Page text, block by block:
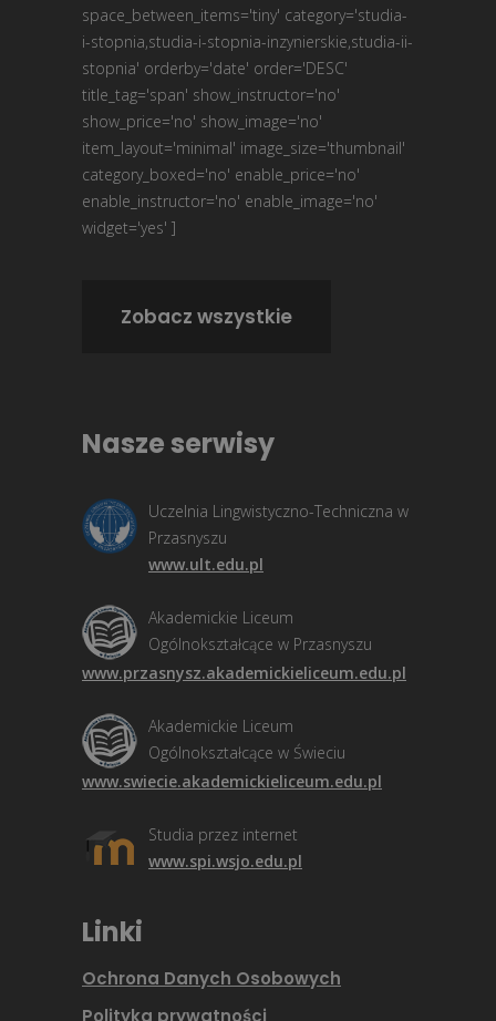
space_between_items='tiny' category='studia-
i-stopnia,studia-i-stopnia-inzynierskie,studia-ii-
stopnia' orderby='date' order='DESC'
title_tag='span' show_instructor='no'
show_price='no' show_image='no'
item_layout='minimal' image_size='thumbnail'
category_boxed='no' enable_price='no'
enable_instructor='no' enable_image='no'
widget='yes' ]
Zobacz wszystkie
Nasze serwisy
Uczelnia Lingwistyczno-Techniczna w
Przasnyszu
www.ult.edu.pl
Akademickie Liceum
Ogólnokształcące w Przasnyszu
www.przasnysz.akademickieliceum.edu.pl
Akademickie Liceum
Ogólnokształcące w Świeciu
www.swiecie.akademickieliceum.edu.pl
Studia przez internet
www.spi.wsjo.edu.pl
Linki
Ochrona Danych Osobowych
Polityka prywatności